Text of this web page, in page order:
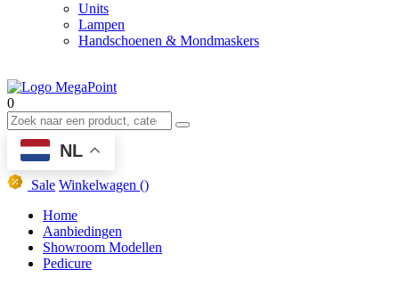
Units
Lampen
Handschoenen & Mondmaskers
0
NL
Sale Winkelwagen ()
Home
Aanbiedingen
Showroom Modellen
Pedicure